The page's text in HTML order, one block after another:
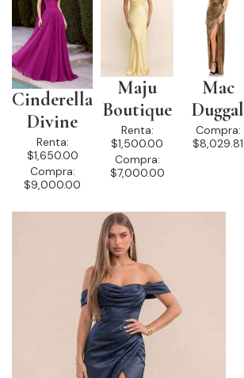
Cinderella
Divine
Renta:
$1,650.00
Compra:
$9,000.00
Maju
Boutique
Renta:
$1,500.00
Compra:
$7,000.00
Mac
Duggal
Compra:
$8,029.81